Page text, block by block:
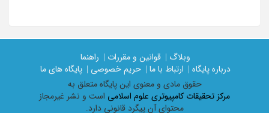
وبلاگ | قوانین و مقررات |
راهنما
درباره پایگاه |
ارتباط با ما | حریم خصوصی |
پایگاه های ما
حقوق مادی و معنوی اين پايگاه متعلق به
مرکز تحقیقات کامپیوتری علوم اسلامی است و نشر غیرمجاز
محتوای آن پیگرد قانونی دارد.